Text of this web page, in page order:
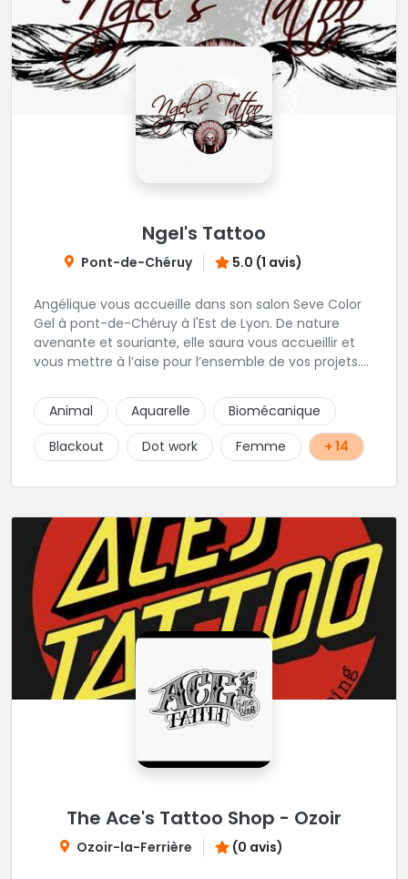
Ngel's Tattoo
Pont-de-Chéruy 5.0 (1 avis)
Angélique vous accueille dans son salon Seve Color
Gel à pont-de-Chéruy à l'Est de Lyon. De nature
avenante et souriante, elle saura vous accueillir et
vous mettre à l’aise pour l’ensemble de vos projets.
tatouages allant des calligraphies, motifs floraux au
réalisme.
Animal Aquarelle
Biomécanique
Blackout
Dot work Femme + 14
The Ace's Tattoo Shop - Ozoir
Ozoir-la-Ferrière (0 avis)